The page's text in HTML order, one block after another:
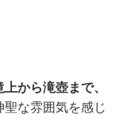
上から滝壺まで、
な雰囲気を感じ